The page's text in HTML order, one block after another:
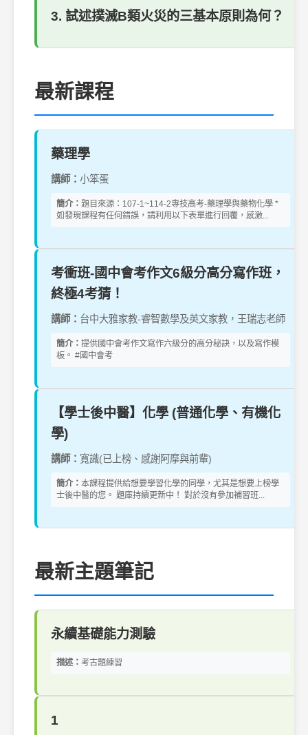
3. 試述撲滅B類火災的三基本原則為何？
最新課程
藥理學
講師： 小笨蛋
簡介： 題目來源：107-1~114-2專技高考-藥理學與藥物化學 *
如發現課程有任何錯誤，請利用以下表單進行回覆，感激...
考衝班-國中會考作文6級分高分寫作班，
終極4考猜！
講師： 台中大雅家教-睿智數學及英文家教，王瑞志老師
簡介： 提供國中會考作文寫作六級分的高分秘訣，以及寫作模
板。 #國中會考
【學士後中醫】化學 (普通化學、有機化
學)
講師： 寬識(已上榜、感謝阿摩與前輩)
簡介： 本課程提供給想要學習化學的同學，尤其是想要上榜學
士後中醫的您。 題庫持續更新中！ 對於沒有參加補習班...
最新主題筆記
永續基礎能力測驗
描述： 考古題練習
1